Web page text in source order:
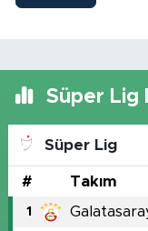
Süper Lig
Süper Lig
# Takım
1